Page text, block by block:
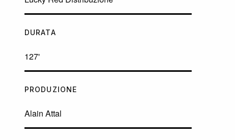
DURATA
127'
PRODUZIONE
Alain Attal